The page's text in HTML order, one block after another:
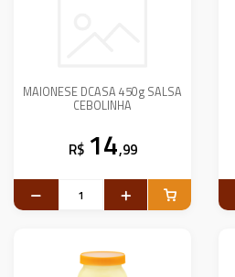
MAIONESE DCASA 450g SALSA
CEBOLINHA
R$ 14,99